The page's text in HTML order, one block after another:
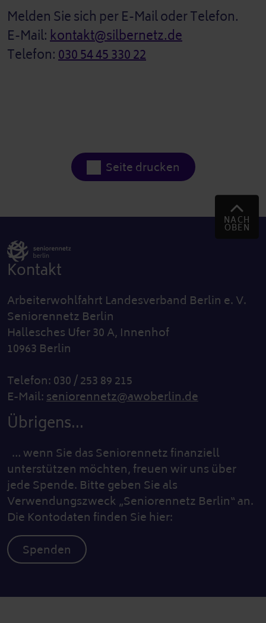
Melden Sie sich per E-Mail oder Telefon.
E-Mail:kontakt@silbernetz.de
Telefon:030 54 45 330 22
Seite drucken
NACH
OBEN
Kontakt
Arbeiterwohlfahrt Landesverband Berlin e. V.
Seniorennetz Berlin
Hallesches Ufer 30 A, Innenhof
10963 Berlin
Telefon: 030 / 253 89 215
E-Mail:seniorennetz@awoberlin.de
Übrigens...
… wenn Sie das Seniorennetz finanziell
unterstützen möchten, freuen wir uns über
jede Spende. Bitte geben Sie als
Verwendungszweck „Seniorennetz Berlin“ an.
Die Kontodaten finden Sie hier:
Spenden